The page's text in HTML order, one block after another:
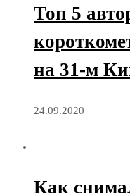
Топ 5
на 31-м
24.09.2020
Как